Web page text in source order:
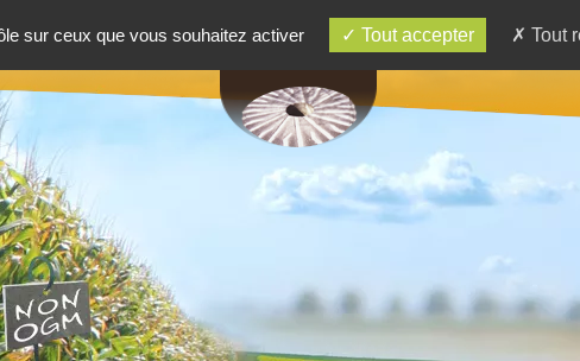
RECETTES CONTACT -
sur ceux que vous souhaitez activer Tout accepter Tout